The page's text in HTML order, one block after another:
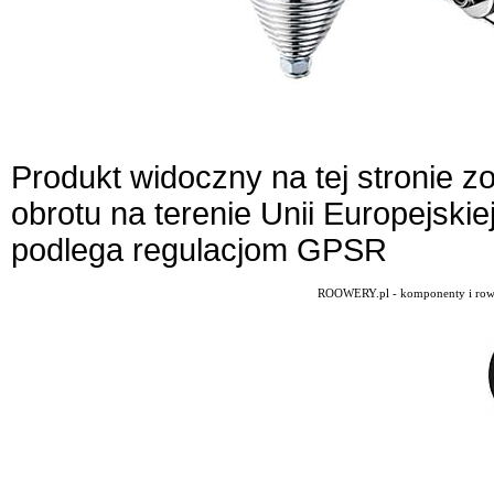
Produkt widoczny na tej stronie
obrotu na terenie Unii
podlega regulacjom GPSR
ROOWERY.pl - komponenty i